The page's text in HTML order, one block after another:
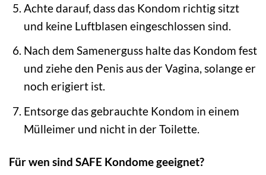
Achte darauf, dass das Kondom richtig sitzt
und keine Luftblasen eingeschlossen sind.
Nach dem Samenerguss halte das Kondom fest
und ziehe den Penis aus der Vagina, solange er
noch erigiert ist.
Entsorge das gebrauchte Kondom in einem
Mülleimer und nicht in der Toilette.
Für wen sind SAFE Kondome geeignet?